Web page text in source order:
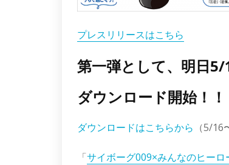
プレスリリースはこちら
第一弾として、明日
ダウンロード開始！！
ダウンロードはこちらから （5/16
「サイボーグ009×みんなのヒー